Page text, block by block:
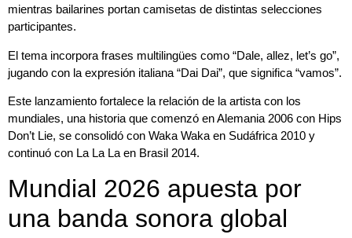
mientras bailarines portan camisetas de distintas selecciones
participantes.
El tema incorpora frases multilingües como “Dale, allez, let’s go”,
jugando con la expresión italiana “Dai Dai”, que significa “vamos”.
Este lanzamiento fortalece la relación de la artista con los
mundiales, una historia que comenzó en Alemania 2006 con Hips
Don’t Lie, se consolidó con Waka Waka en Sudáfrica 2010 y
continuó con La La La en Brasil 2014.
Mundial 2026 apuesta por
una banda sonora global